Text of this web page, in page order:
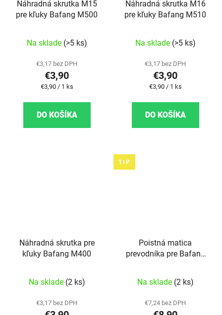
Náhradná skrutka M15
pre kľuky Bafang M500
Na sklade (>5 ks)
€3,17 bez DPH
€3,90
Jednotková cena:
€3,90 / 1 ks
DO KOŠÍKA
Náhradná skrutka M16
pre kľuky Bafang M510
Na sklade (>5 ks)
€3,17 bez DPH
€3,90
Jednotková cena:
€3,90 / 1 ks
DO KOŠÍKA
Náhradná skrutka pre
kľuky Bafang M400
Na sklade (2 ks)
€3,17 bez DPH
TIP
Poistná matica
prevodníka pre Bafang
Na sklade (2 ks)
€7,24 bez DPH